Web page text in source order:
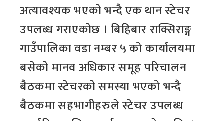
अत्यावश्यक भएको भन्दै एक थान स्टेचर
उपलब्ध गराएकोछ । बिहिबार राक्सिराङ्ग
गाउँपालिका वडा नम्बर ५ को कार्यालयमा
बसेको मानव अधिकार समूह परिचालन
बैठकमा स्टेचरको समस्या भएको भन्दै
बैठकमा सहभागीहरुले स्टेचर उपलब्ध